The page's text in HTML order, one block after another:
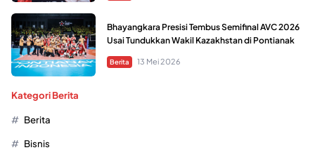
Bhayangkara Presisi Tembus Semifinal AVC 2026
Usai Tundukkan Wakil Kazakhstan di Pontianak
Berita 13 Mei 2026
Kategori Berita
Berita
Bisnis